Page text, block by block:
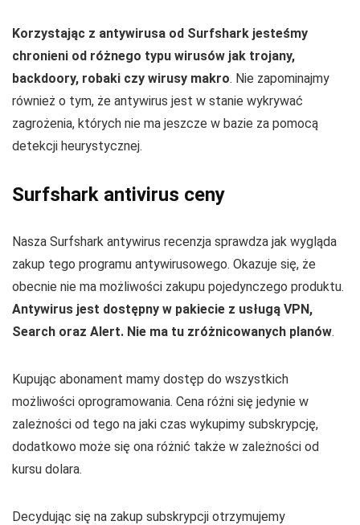
Korzystając z antywirusa od Surfshark jesteśmy
chronieni od różnego typu wirusów jak trojany,
backdoory, robaki czy wirusy makro. Nie zapominajmy
również o tym, że antywirus jest w stanie wykrywać
zagrożenia, których nie ma jeszcze w bazie za pomocą
detekcji heurystycznej.
Surfshark antivirus ceny
Nasza Surfshark antywirus recenzja sprawdza jak wygląda
zakup tego programu antywirusowego. Okazuje się, że
obecnie nie ma możliwości zakupu pojedynczego produktu.
Antywirus jest dostępny w pakiecie z usługą VPN,
Search oraz Alert. Nie ma tu zróżnicowanych planów.
Kupując abonament mamy dostęp do wszystkich
możliwości oprogramowania. Cena różni się jedynie w
zależności od tego na jaki czas wykupimy subskrypcję,
dodatkowo może się ona różnić także w zależności od
kursu dolara.
Decydując się na zakup subskrypcji otrzymujemy